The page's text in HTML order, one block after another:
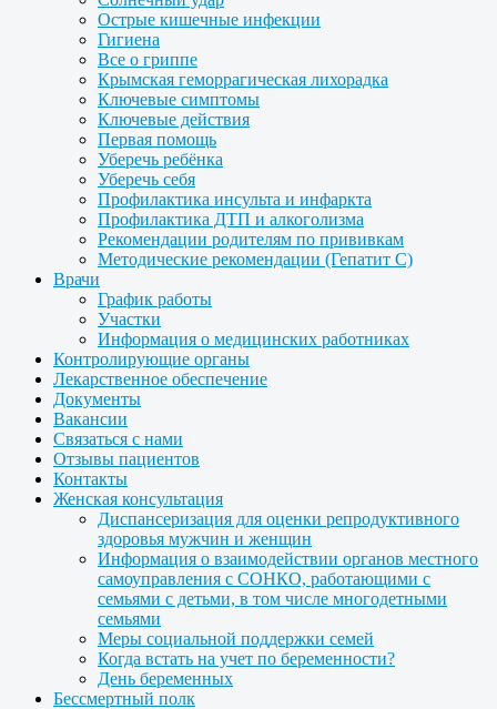
Острые кишечные инфекции
Гигиена
Все о гриппе
Крымская геморрагическая лихорадка
Ключевые симптомы
Ключевые действия
Первая помощь
Уберечь ребёнка
Уберечь себя
Профилактика инсульта и инфаркта
Профилактика ДТП и алкоголизма
Рекомендации родителям по прививкам
Методические рекомендации (Гепатит С)
Врачи
График работы
Участки
Информация о медицинских работниках
Контролирующие органы
Лекарственное обеспечение
Документы
Вакансии
Связаться с нами
Отзывы пациентов
Контакты
Женская консультация
Диспансеризация для оценки репродуктивного
здоровья мужчин и женщин
Информация о взаимодействии органов местного
самоуправления с СОНКО, работающими с
семьями с детьми, в том числе многодетными
семьями
Меры социальной поддержки семей
Когда встать на учет по беременности?
День беременных
Бессмертный полк